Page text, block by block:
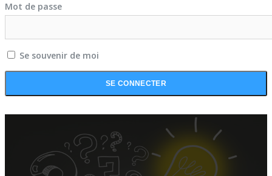
Mot de passe
Se souvenir de moi